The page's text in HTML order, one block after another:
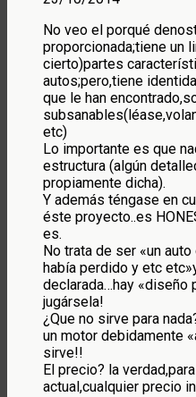
No veo el porqué
proporcionada;tiene un
cierto)partes
autos;pero,tiene
que le han
etc)
Lo importante es que
estructura (algún
propiamente dicha).
Y además téngase en
éste proyecto..es
es.
No trata de ser «un
había perdido y etc
declarada…hay «diseño
jugársela!
¿Que no sirve para
un motor debidamente
sirve!!
El precio? la
actual,cualquier precio